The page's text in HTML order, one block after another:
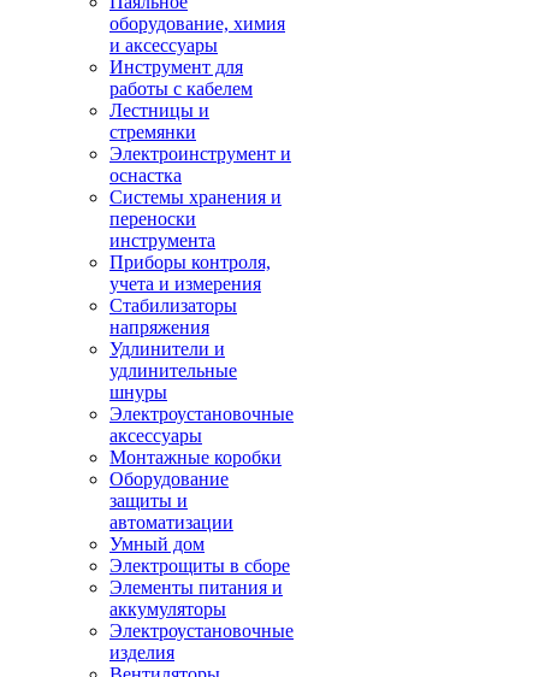
оборудование, химия
и аксессуары
Инструмент для
работы с кабелем
Лестницы и
стремянки
Электроинструмент и
оснастка
Системы хранения и
переноски
инструмента
Приборы контроля,
учета и измерения
Стабилизаторы
напряжения
Удлинители и
удлинительные
шнуры
Электроустановочные
аксессуары
Монтажные коробки
Оборудование
защиты и
автоматизации
Умный дом
Электрощиты в сборе
Элементы питания и
аккумуляторы
Электроустановочные
изделия